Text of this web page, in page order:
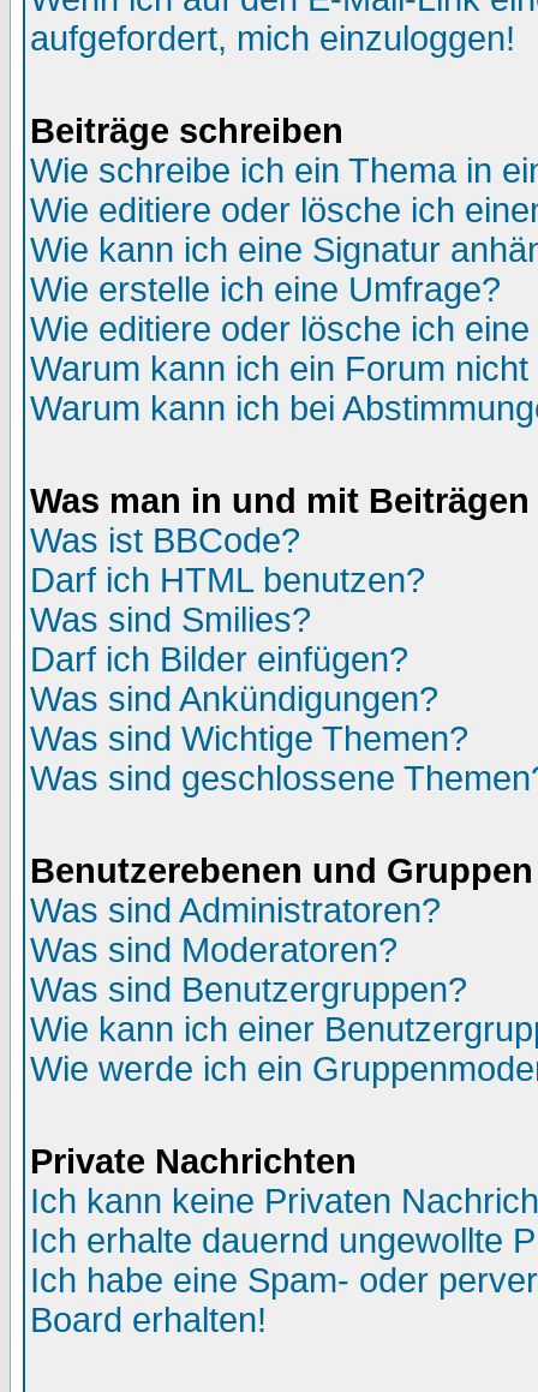
aufgefordert, mich einzuloggen!
Beiträge schreiben
Wie schreibe ich ein Thema in
Wie editiere oder lösche ich
Wie kann ich eine Signatur
Wie erstelle ich eine Umfrage?
Wie editiere oder lösche ich
Warum kann ich ein Forum
Warum kann ich bei
Was man in und mit
Was ist BBCode?
Darf ich HTML benutzen?
Was sind Smilies?
Darf ich Bilder einfügen?
Was sind Ankündigungen?
Was sind Wichtige Themen?
Was sind geschlossene
Benutzerebenen und Gruppen
Was sind Administratoren?
Was sind Moderatoren?
Was sind Benutzergruppen?
Wie kann ich einer
Wie werde ich ein
Private Nachrichten
Ich kann keine Privaten
Ich erhalte dauernd ungewollte
Ich habe eine Spam- oder
Board erhalten!